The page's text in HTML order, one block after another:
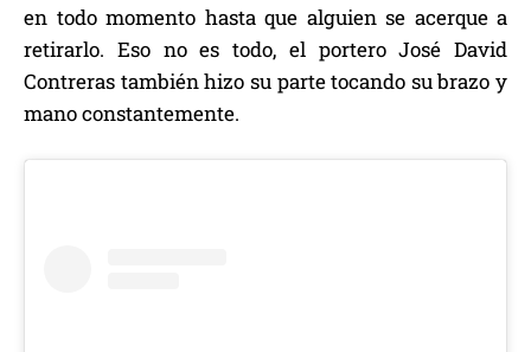
en todo momento hasta que alguien se acerque a
retirarlo. Eso no es todo, el portero José David
Contreras también hizo su parte tocando su brazo y
mano constantemente.